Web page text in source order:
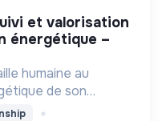
énergétique –
humaine au
de son